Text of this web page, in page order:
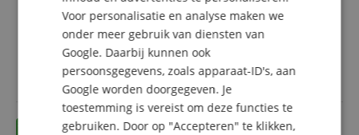
Twee gesamplede premium vleugels: Yamaha CFX &
Bösendorfer Imperial
Binaural Sampling voor meeslepend spelen via
koptelefoon
Virtual Resonance Modeling creëert natuurlijke
klankdiepte
Bluetooth Audio & MIDI voor draadloze integratie in je
setup
meer laten zien
4.979,00 €
(NL)
Voor personalisatie en analyse maken we
onder meer gebruik van diensten van
Google. Daarbij kunnen ook
persoonsgegevens, zoals apparaat-ID's, aan
Google worden doorgegeven. Je
toestemming is vereist om deze functies te
gebruiken. Door op "Accepteren" te klikken,